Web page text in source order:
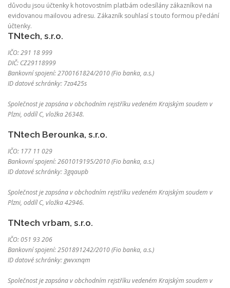
důvodu jsou účtenky k hotovostním platbám odesílány zákazníkovi na
evidovanou mailovou adresu. Zákazník souhlasí s touto formou předání
účtenky.
TNtech, s.r.o.
IČO: 291 18 999
DIČ: CZ29118999
Bankovní spojení: 2700161824/2010 (Fio banka, a.s.)
ID datové schránky: 7za425s
Společnost je zapsána v obchodním rejstříku vedeném Krajským soudem v
Plzni, oddíl C, vložka 26348.
TNtech Berounka, s.r.o.
IČO: 177 11 029
Bankovní spojení: 2601019195/2010 (Fio banka, a.s.)
ID datové schránky: 3gqaupb
Společnost je zapsána v obchodním rejstříku vedeném Krajským soudem v
Plzni, oddíl C, vložka 42946.
TNtech vrbam, s.r.o.
IČO: 051 93 206
Bankovní spojení: 2501891242/2010 (Fio banka, a.s.)
ID datové schránky: gwvxnqm
Společnost je zapsána v obchodním rejstříku vedeném Krajským soudem v